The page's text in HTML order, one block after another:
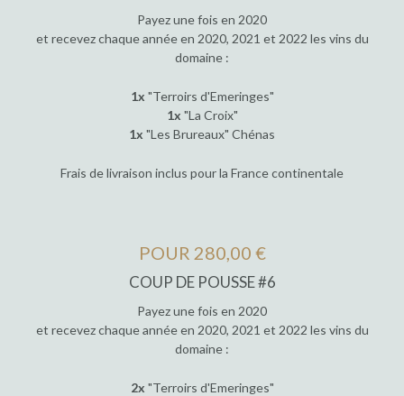
Payez une fois en 2020
et recevez chaque année en 2020, 2021 et 2022 les vins du
domaine :
1x "Terroirs d'Emeringes"
1x "La Croix"
1x "Les Brureaux" Chénas
Frais de livraison inclus pour la France continentale
POUR 280,00 €
COUP DE POUSSE #6
Payez une fois en 2020
et recevez chaque année en 2020, 2021 et 2022 les vins du
domaine :
2x "Terroirs d'Emeringes"